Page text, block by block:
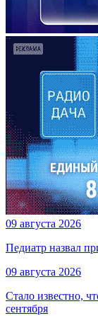
09 августа 2026
Педиатр назвал
09 августа 2026
Стало известно,
сентября